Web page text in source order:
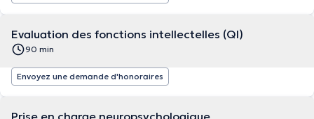
Evaluation des fonctions intellectelles (QI)
90 min
Envoyez une demande d'honoraires
Prise en charge neuropsychologique